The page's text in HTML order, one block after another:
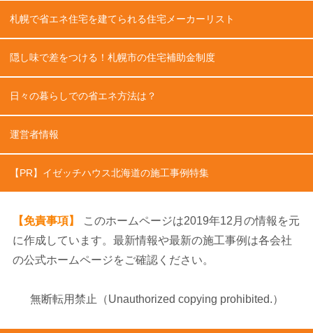
札幌で省エネ住宅を建てられる住宅メーカーリスト
隠し味で差をつける！札幌市の住宅補助金制度
日々の暮らしでの省エネ方法は？
運営者情報
【PR】イゼッチハウス北海道の施工事例特集
【免責事項】
このホームページは2019年12月の情報を元
に作成しています。最新情報や最新の施工事例は各会社
の公式ホームページをご確認ください。
無断転用禁止（Unauthorized copying prohibited.）